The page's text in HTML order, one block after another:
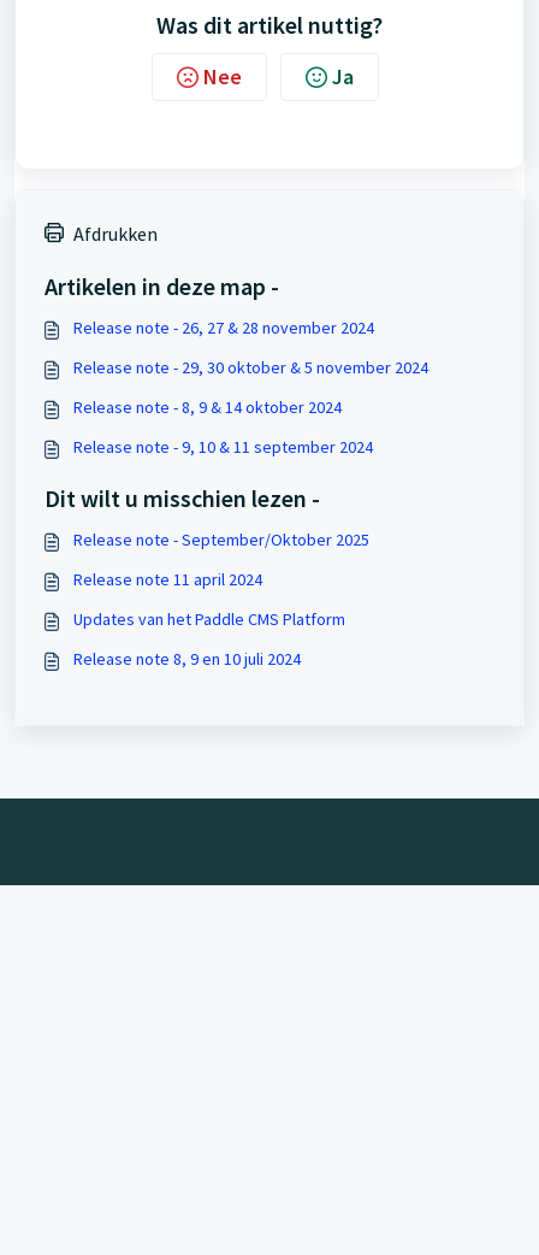
Was dit artikel nuttig?
Nee Ja
Afdrukken
Artikelen in deze map -
Release note - 26, 27 & 28 november 2024
Release note - 29, 30 oktober & 5 november 2024
Release note - 8, 9 & 14 oktober 2024
Release note - 9, 10 & 11 september 2024
Dit wilt u misschien lezen -
Release note - September/Oktober 2025
Release note 11 april 2024
Updates van het Paddle CMS Platform
Release note 8, 9 en 10 juli 2024